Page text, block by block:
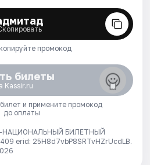
промокод
билеты
Kassir.ru
и примените промокод
до оплаты
НАЦИОНАЛЬНЫЙ БИЛЕТНЫЙ
erid: 25H8d7vbP8SRTvHZrUcdLB.